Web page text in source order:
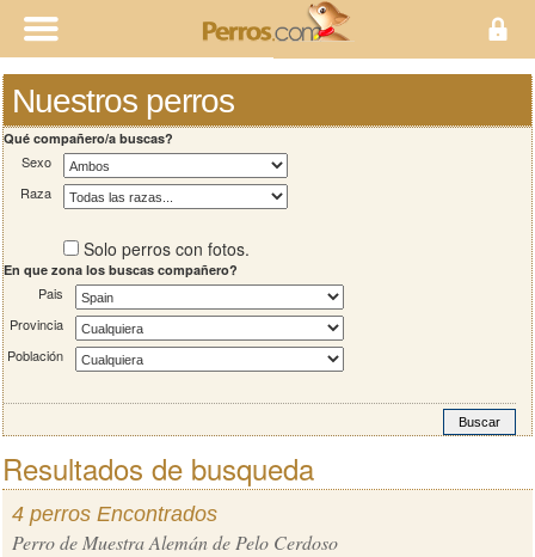
Nuestros perros
Qué compañero/a buscas?
Sexo
Raza
Solo perros con fotos.
En que zona los buscas compañero?
Pais
Provincia
Población
Resultados de busqueda
4 perros Encontrados
Perro de Muestra Alemán de Pelo Cerdoso